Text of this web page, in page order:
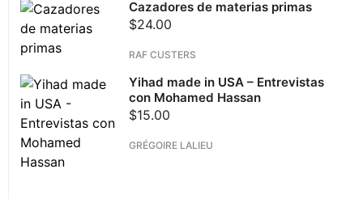
Cazadores de materias primas
$24.00
RAF CUSTERS
Yihad made in USA – Entrevistas
con Mohamed Hassan
$15.00
GRÉGOIRE LALIEU